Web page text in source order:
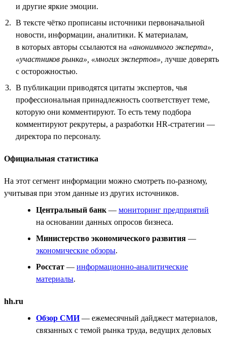
и другие яркие эмоции.
В тексте чётко прописаны источники первоначальной
новости, информации, аналитики. К материалам,
в которых авторы ссылаются на «анонимного эксперта»,
«участников рынка», «многих экспертов», лучше доверять
с осторожностью.
В публикации приводятся цитаты экспертов, чья
профессиональная принадлежность соответствует теме,
которую они комментируют. То есть тему подбора
комментируют рекрутеры, а разработки HR-стратегии —
директора по персоналу.
Официальная статистика
На этот сегмент информации можно смотреть по-разному,
учитывая при этом данные из других источников.
Центральный банк — мониторинг предприятий
на основании данных опросов бизнеса.
Министерство экономического развития —
экономические обзоры.
Росстат — информационно-аналитические
материалы.
hh.ru
Обзор СМИ— ежемесячный дайджест материалов,
связанных с темой рынка труда, ведущих деловых